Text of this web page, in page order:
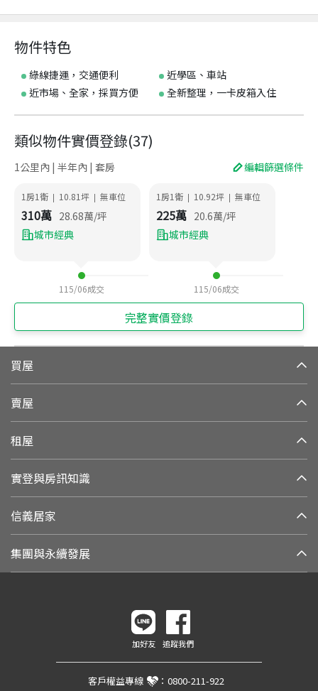
物件特色
綠線捷運，交通便利
近學區、車站
近市場、全家，採買方便
全新整理，一卡皮箱入住
類似物件實價登錄(37)
1公里內 | 半年內 | 套房 編輯篩選條件
1房1衛 | 10.81坪 | 無車位
310萬 28.68萬/坪
城市經典
115/06成交
1房1衛 | 10.92坪 | 無車位
225萬 20.6萬/坪
城市經典
115/06成交
完整實價登錄
買屋
賣屋
租屋
實登與房訊知識
信義居家
集團與永續發展
加好友 追蹤我們
客戶權益專線 ： 0800-211-922